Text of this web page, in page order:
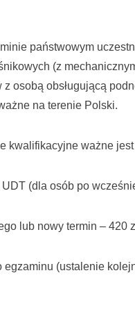
państwowym
(z
osobą obsługującą
na terenie Polski.
kwalifikacyjne ważne
(dla osób po
lub nowy termin – 420
(ustalenie